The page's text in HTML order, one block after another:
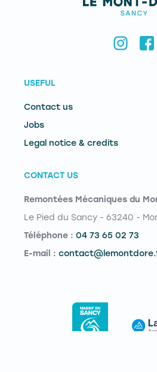
USEFUL
Contact us
Jobs
Legal notice & credits
CONTACT US
Remontées Mécaniques du
Le Pied du Sancy - 63240 -
Téléphone : 04 73 65 02 73
E-mail :